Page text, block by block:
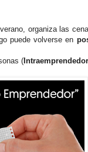
organiza las
puede volverse en
( Intraemprendedor